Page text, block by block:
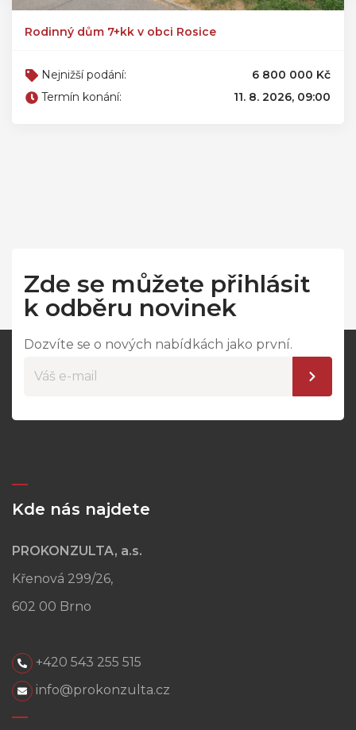
Rodinný dům 7+kk v obci Rosice
Nejnižší podání:
6 800 000 Kč
Termín konání:
11. 8. 2026, 09:00
Zde se můžete přihlásit
k odběru novinek
Dozvíte se o nových nabídkách jako první.
Kde nás najdete
PROKONZULTA, a.s.
Křenová 299/26,
602 00 Brno
+420 543 255 515
info@prokonzulta.cz